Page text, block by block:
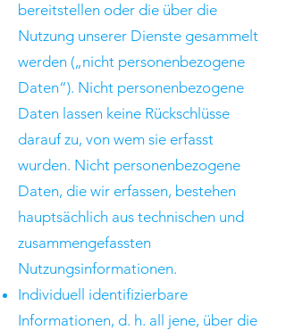
bereitstellen oder die über die
Nutzung unserer Dienste gesammelt
werden („nicht personenbezogene
Daten“). Nicht personenbezogene
Daten lassen keine Rückschlüsse
darauf zu, von wem sie erfasst
wurden. Nicht personenbezogene
Daten, die wir erfassen, bestehen
hauptsächlich aus technischen und
zusammengefassten
Nutzungsinformationen.
Individuell identifizierbare
Informationen, d. h. all jene, über die